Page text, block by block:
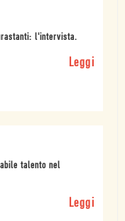
l'intervista.
Leggi
talento nel
Leggi